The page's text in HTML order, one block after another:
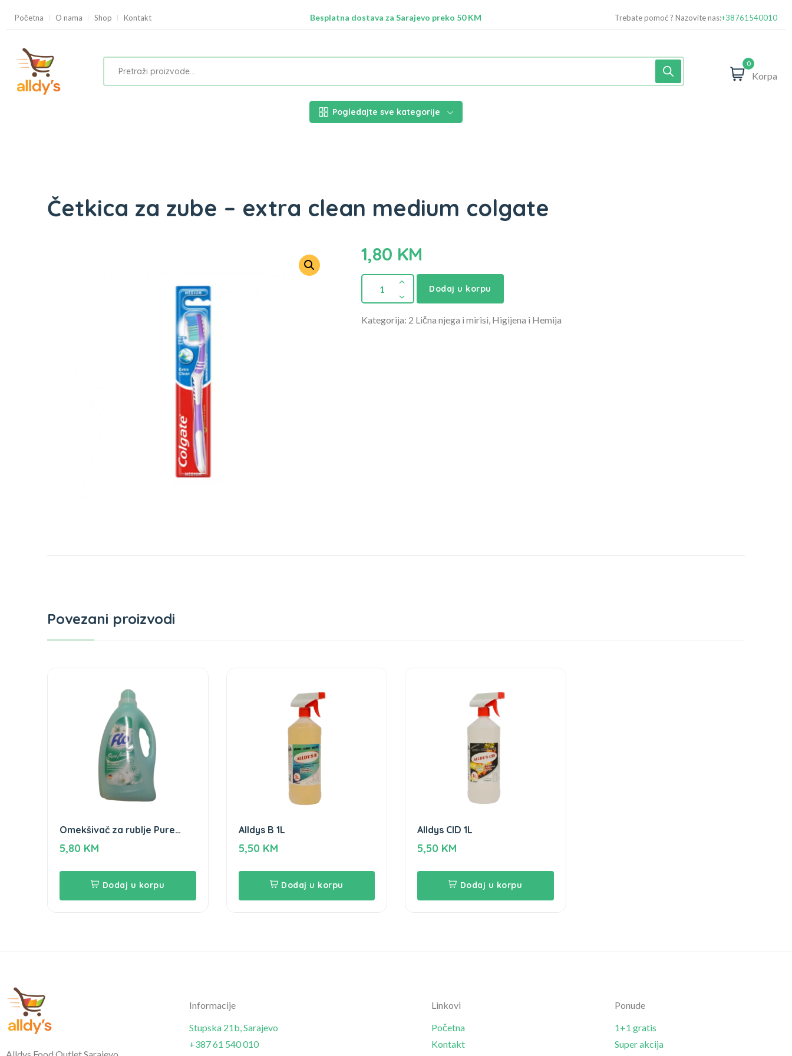
Početna O nama Shop Kontakt
Besplatna dostava za Sarajevo preko 50 KM
Trebate pomoć ? Nazovite nas:+38761540010
0
Korpa
Pogledajte sve kategorije
Četkica za zube – extra clean medium colgate
1,80 KM
Dodaj u korpu
Kategorija: 2 Lična njega i mirisi, Higijena i Hemija
Povezani proizvodi
Omekšivač za rublje Pure
Nature Flo 2L
5,80 KM
Dodaj u korpu
Alldys B 1L
5,50 KM
Dodaj u korpu
Alldys CID 1L
5,50 KM
Dodaj u korpu
Informacije
Stupska 21b, Sarajevo
+387 61 540 010
Linkovi
Početna
Kontakt
Ponude
1+1 gratis
Super akcija